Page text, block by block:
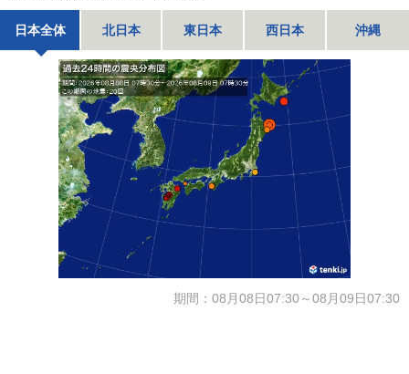
日本全体 北日本 東日本 西日本 沖縄
期間：08月08日07:30～08月09日07:30